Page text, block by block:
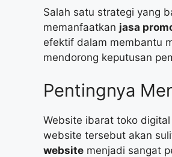
Salah satu strategi yang
memanfaatkan jasa
efektif dalam membantu
mendorong keputusan
Pentingnya
Website ibarat toko
website tersebut akan
website menjadi sangat